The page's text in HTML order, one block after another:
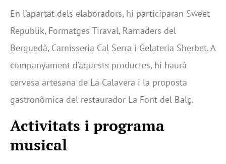
En l’apartat dels elaboradors, hi participaran Sweet
Republik, Formatges Tiraval, Ramaders del
Berguedà, Carnisseria Cal Serra i Gelateria Sherbet. A
companyament d’aquests productes, hi haurà
cervesa artesana de La Calavera i la proposta
gastronòmica del restaurador La Font del Balç.
Activitats i programa
musical